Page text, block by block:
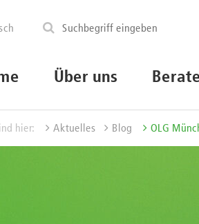
Über uns
hier: Aktuelles Blog OLG